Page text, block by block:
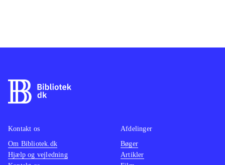
Kontakt os
Om Bibliotek.dk
Hjælp og vejledning
Afdelinger
Bøger
Artikler